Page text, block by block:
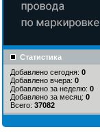
Статистика
Добавлено сегодня: 0
Добавлено вчера: 0
Добавлено за неделю: 0
Добавлено за месяц: 0
Всего: 37082